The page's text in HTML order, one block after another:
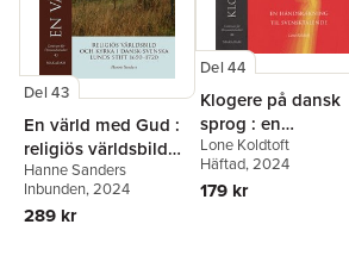
Del 43
En värld med Gud :
religiös världsbild
och kyrka i dansk-
svenska Lunds stift
1650-1720
Hanne Sanders
Inbunden, 2024
289 kr
Del 44
Klogere på dansk
sprog : en
håndsrækning til
svensktalende
Lone Koldtoft
Häftad, 2024
179 kr